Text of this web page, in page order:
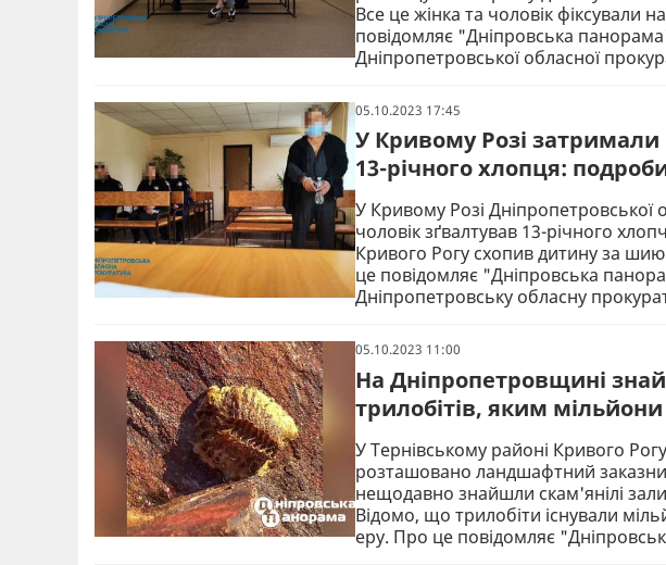
Все це жінка та чоловік фіксували
повідомляє "Дніпровська
Дніпропетровської обласної
05.10.2023 17:45
У Кривому Розі
13-річного хлопця:
У Кривому Розі Дніпропетровської
чоловік зґвалтував 13-річного
Кривого Рогу схопив дитину за
це повідомляє "Дніпровська
Дніпропетровську обласну
05.10.2023 11:00
На Дніпропетровщині
трилобітів, яким мільйони
У Тернівському районі Кривого
розташовано ландшафтний
нещодавно знайшли скам'янілі
Відомо, що трилобіти існували
еру. Про це повідомляє